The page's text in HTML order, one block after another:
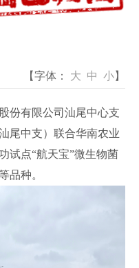
【字体： 大 中 小】
份有限公司汕尾中心支
尾中支）联合华南农业
试点“航天宝”微生物菌
品种。